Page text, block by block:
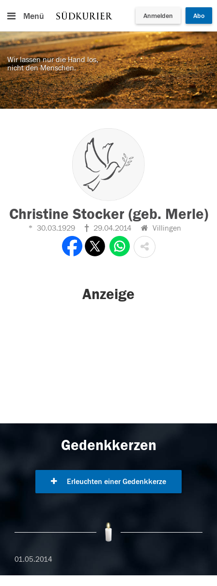
Menü Anmelden Abo
Wir lassen nur die Hand los,
nicht den Menschen.
Christine Stocker (geb. Merle)
30.03.1929 29.04.2014 Villingen
Anzeige
Gedenkkerzen
Erleuchten einer Gedenkkerze
01.05.2014